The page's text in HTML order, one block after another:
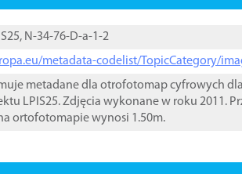
N-34-76-D-a-1-2
metadata-codelist/TopicCategory/
metadane dla otrofotomap cyfrowych
LPIS25. Zdjęcia wykonane w roku 2011.
ortofotomapie wynosi 1.50m.